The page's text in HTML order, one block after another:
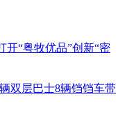
开“粤牧优品”创新“密
双层巴士8辆铛铛车带